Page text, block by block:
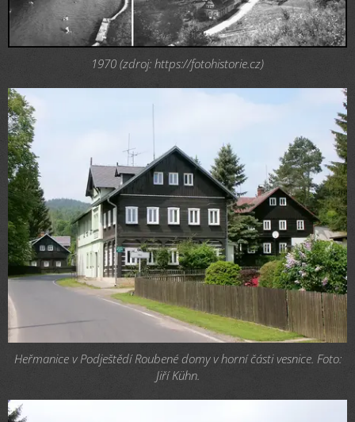
1970 (zdroj: https://fotohistorie.cz)
Heřmanice v Podještědí Roubené domy v horní části vesnice. Foto:
Jiří Kühn.